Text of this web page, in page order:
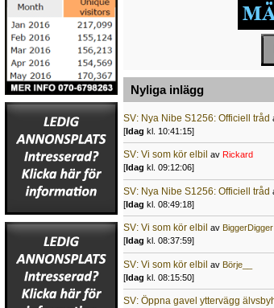
Nyliga inlägg
SV: Nya Nibe S1256: Officiell tråd
[Idag kl. 10:41:15]
SV: Vi som kör elbil av Rickard
[ Idag kl. 09:12:06]
SV: Nya Nibe S1256: Officiell tråd
[Idag kl. 08:49:18]
SV: Vi som kör elbil av BiggerDigger
[ Idag kl. 08:37:59]
SV: Vi som kör elbil av Börje__
[Idag kl. 08:15:50]
SV: Öppna gavel yttervägg